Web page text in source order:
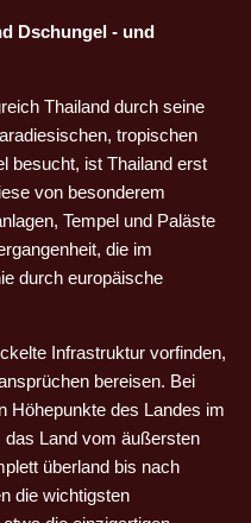
Dschungel - und
Thailand durch seine
tropischen
besucht, ist Thailand erst
von besonderem
Tempel und Paläste
die im
durch europäische
Infrastruktur vorfinden,
bereisen. Bei
Höhepunkte des Landes im
Land vom äußersten
überland bis nach
die wichtigsten